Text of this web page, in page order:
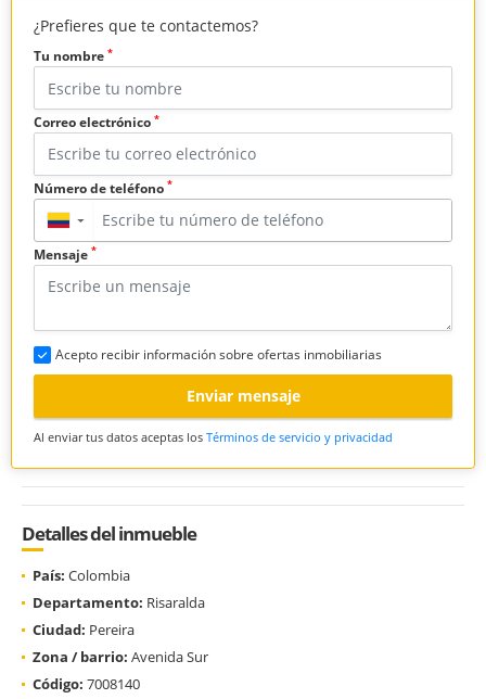
¿Prefieres que te contactemos?
Tu nombre *
Correo electrónico *
Número de teléfono *
▼
Mensaje *
Acepto recibir información sobre ofertas inmobiliarias
Enviar mensaje
Al enviar tus datos aceptas los Términos de servicio y privacidad
Detalles del inmueble
País: Colombia
Departamento: Risaralda
Ciudad: Pereira
Zona / barrio: Avenida Sur
Código: 7008140